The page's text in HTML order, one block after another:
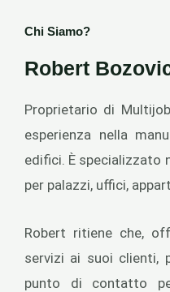
Chi Siamo?
Robert
Proprietario di
esperienza nella
edifici. È specializzato
per palazzi, uffici,
Robert ritiene che,
servizi ai suoi clienti,
punto di contatto